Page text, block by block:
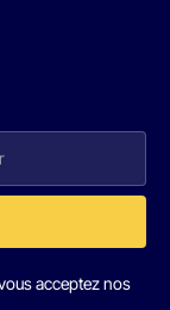
acceptez nos